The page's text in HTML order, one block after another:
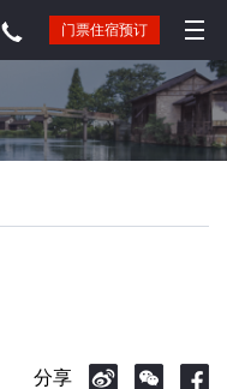
门票住宿预订
分享